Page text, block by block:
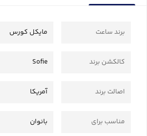
برند ساعت مایکل کورس
کالکشن برند Sofie
اصالت برند آمریکا
مناسب برای بانوان